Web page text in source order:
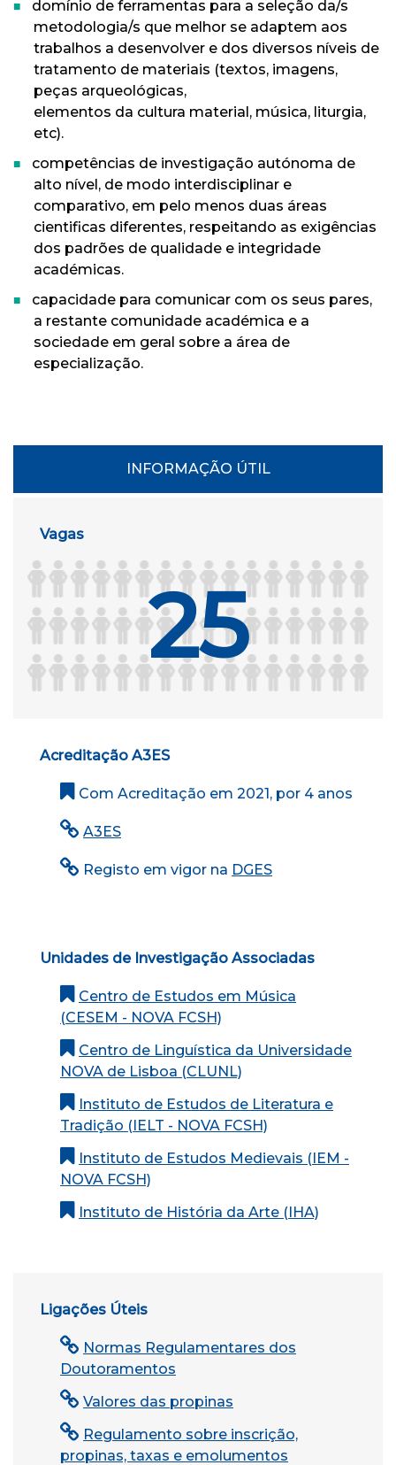
domínio de ferramentas para a seleção da/s
metodologia/s que melhor se adaptem aos
trabalhos a desenvolver e dos diversos níveis de
tratamento de materiais (textos, imagens,
peças arqueológicas,
elementos da cultura material, música, liturgia,
etc).
competências de investigação autónoma de
alto nível, de modo interdisciplinar e
comparativo, em pelo menos duas áreas
cientificas diferentes, respeitando as exigências
dos padrões de qualidade e integridade
académicas.
capacidade para comunicar com os seus pares,
a restante comunidade académica e a
sociedade em geral sobre a área de
especialização.
INFORMAÇÃO ÚTIL
Vagas
25
Acreditação A3ES
Com Acreditação em 2021, por 4 anos
A3ES
Registo em vigor na DGES
Unidades de Investigação Associadas
Centro de Estudos em Música
(CESEM - NOVA FCSH)
Centro de Linguística da Universidade
NOVA de Lisboa (CLUNL)
Instituto de Estudos de Literatura e
Tradição (IELT - NOVA FCSH)
Instituto de Estudos Medievais (IEM -
NOVA FCSH)
Instituto de História da Arte (IHA)
Ligações Úteis
Normas Regulamentares dos
Doutoramentos
Valores das propinas
Regulamento sobre inscrição,
propinas, taxas e emolumentos